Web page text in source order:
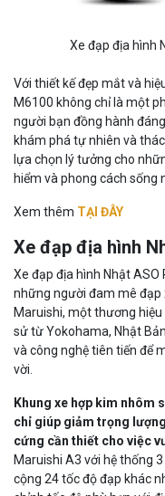
Xe đạp địa hình
Với thiết kế đẹp mắt và
M6100 không chỉ là một
người bạn đồng hành
khám phá tự nhiên và
lựa chọn lý tưởng cho
hiểm và phong cách sống
Xem thêm TẠI ĐÂY
Xe đạp địa hình
Xe đạp địa hình Nhật
những người đam mê đạp
Maruishi, một thương
sử từ Yokohama, Nhật
và công nghệ tiên tiến để
vời.
Khung xe hợp kim nhôm
chỉ giúp giảm trọng
cứng cần thiết cho việc
Maruishi A3 với hệ thống
cộng 24 tốc độ đạp khác